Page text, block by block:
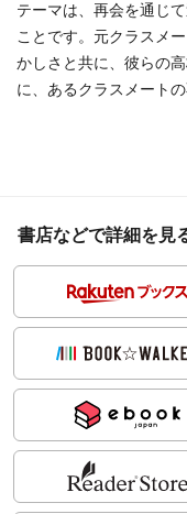
テーマは、再会を通じ
ことです。元クラスメ
かしさと共に、彼らの
に、あるクラスメートの
書店などで詳細を見